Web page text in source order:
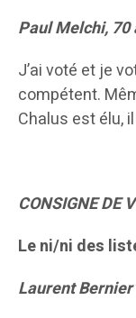
Paul Melchi, 70
J’ai voté et je
compétent.
Chalus est élu,
CONSIGNE DE
Le ni/ni des
Laurent